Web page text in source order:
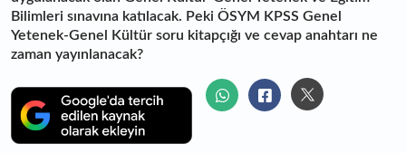
Bilimleri sınavına katılacak. Peki ÖSYM KPSS Genel
Yetenek-Genel Kültür soru kitapçığı ve cevap anahtarı ne
zaman yayınlanacak?